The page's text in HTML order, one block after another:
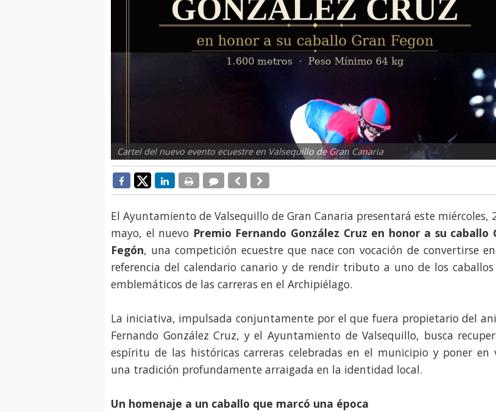
Cartel del nuevo evento ecuestre en Valsequillo de Gran Canaria
El Ayuntamiento de Valsequillo de Gran Canaria presentará este miércoles,
mayo, el nuevo Premio Fernando González Cruz en honor a su caballo
Fegón, una competición ecuestre que nace con vocación de convertirse
referencia del calendario canario y de rendir tributo a uno de los caballos
emblemáticos de las carreras en el Archipiélago.
La iniciativa, impulsada conjuntamente por el que fuera propietario del
Fernando González Cruz, y el Ayuntamiento de Valsequillo, busca
espíritu de las históricas carreras celebradas en el municipio y poner en
una tradición profundamente arraigada en la identidad local.
Un homenaje a un caballo que marcó una época